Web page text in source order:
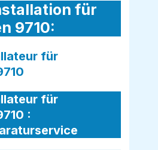
für
9710:
für
für
: